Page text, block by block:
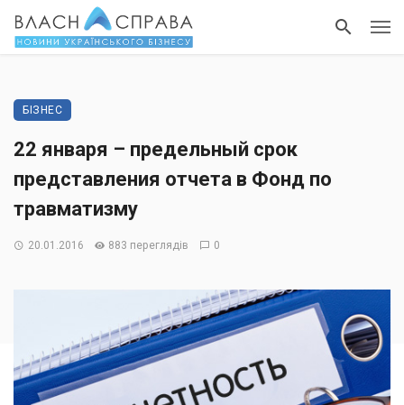
БІЗНЕС
22 января – предельный срок
представления отчета в Фонд по
травматизму
20.01.2016 883 переглядів 0